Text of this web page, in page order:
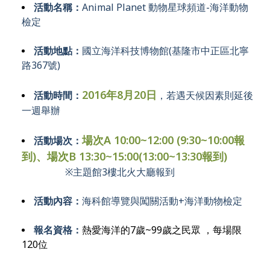
活動名稱：Animal Planet 動物星球頻道-海洋動物
檢定
活動地點： 國立海洋科技博物館(基隆市中正區北寧
路367號)
活動時間： 2016年8月20日 ，若遇天候因素則延後
一週舉辦
活動場次：場次A 10:00~12:00 (9:30~10:00報
到)、場次B 13:30~15:00(13:00~13:30報到)
※主題館3樓北火大廳報到
活動內容：海科館導覽與闖關活動+海洋動物檢定
報名資格：熱愛海洋的7歲~99歲之民眾 ，每場限
120位